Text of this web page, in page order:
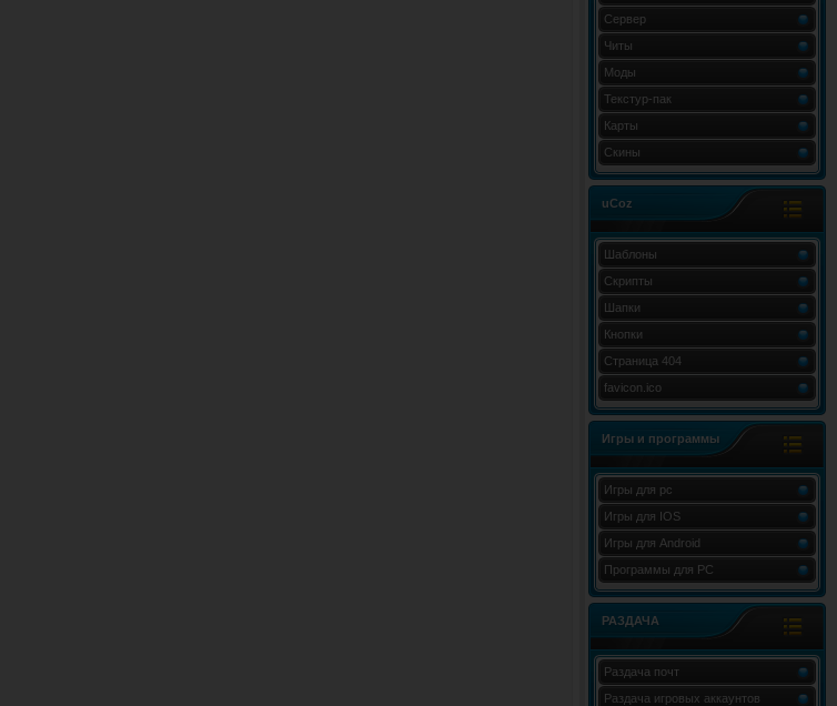
Сервер
Читы
Моды
Текстур-пак
Карты
Скины
uCoz
Шаблоны
Скрипты
Шапки
Кнопки
Страница 404
favicon.ico
Игры и программы
Игры для pc
Игры для IOS
Игры для Android
Программы для PC
РАЗДАЧА
Раздача почт
Раздача игровых аккаунтов